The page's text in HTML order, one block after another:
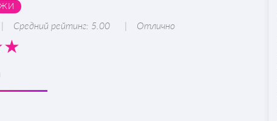
Средний рейтинг: 5.00 Отлично